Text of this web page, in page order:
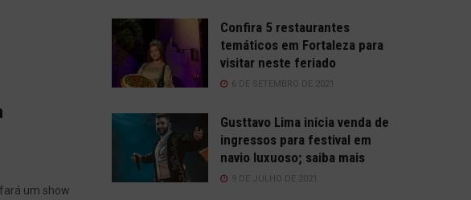
um show
Confira 5 restaurantes
temáticos em Fortaleza para
visitar neste feriado
6 DE SETEMBRO DE 2021
Gusttavo Lima inicia venda de
ingressos para festival em
navio luxuoso; saiba mais
9 DE JULHO DE 2021